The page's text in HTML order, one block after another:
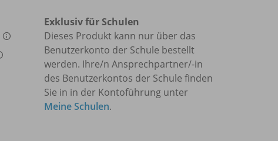
Exklusiv für Schulen
Dieses Produkt kann nur über das
Benutzerkonto der Schule bestellt
werden. Ihre/n Ansprechpartner/-in
des Benutzerkontos der Schule finden
Sie in in der Kontoführung unter
Meine Schulen.